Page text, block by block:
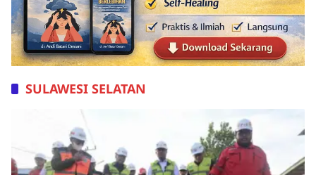
SULAWESI SELATAN